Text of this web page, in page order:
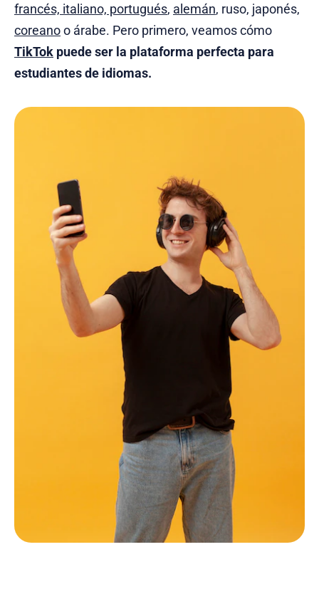
francés, italiano, portugués, alemán, ruso, japonés,
coreanoo árabe. Pero primero, veamos cómo
TikTok puede ser la plataforma perfecta para
estudiantes de idiomas.